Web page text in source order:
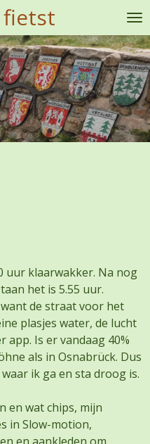
fietst
uur klaarwakker. Na nog
het is 5.55 uur.
de straat voor het
plasjes water, de lucht
app. Is er vandaag 40%
als in Osnabrück. Dus
ik ga en sta droog is.
en wat chips, mijn
in Slow-motion,